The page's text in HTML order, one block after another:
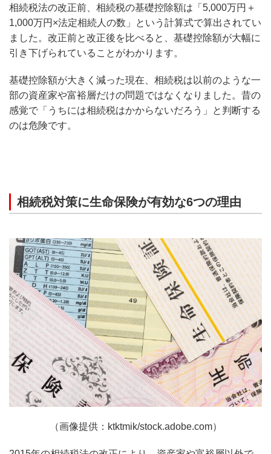
相続税法の改正前、相続税の基礎控除額は「5,000万円＋
1,000万円×法定相続人の数」という計算式で算出されてい
ました。改正前と改正後を比べると、基礎控除額が大幅に
引き下げられていることがわかります。
基礎控除額が大きく減った現在、相続税は以前のような一
部の資産家や富裕層だけの問題ではなくなりました。昔の
感覚で「うちには相続税はかからないだろう」と判断する
のは危険です。
相続税対策に生命保険が有効な6つの理由
（画像提供：ktktmik/stock.adobe.com）